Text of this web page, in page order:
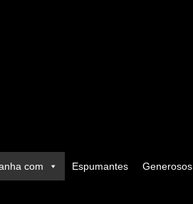
com Espumantes Generosos